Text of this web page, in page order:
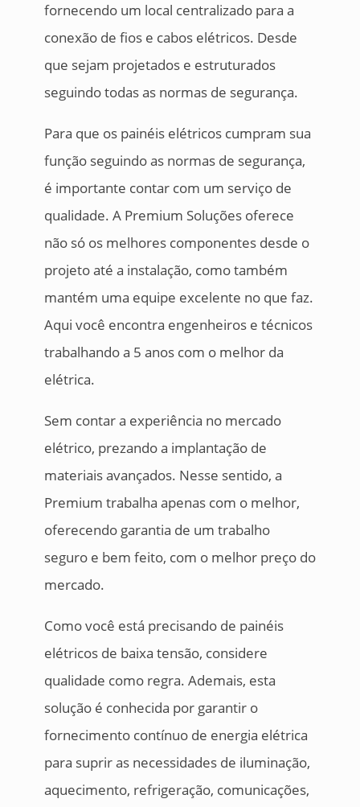
fornecendo um local centralizado para a
conexão de fios e cabos elétricos. Desde
que sejam projetados e estruturados
seguindo todas as normas de segurança.
Para que os painéis elétricos cumpram sua
função seguindo as normas de segurança,
é importante contar com um serviço de
qualidade. A Premium Soluções oferece
não só os melhores componentes desde o
projeto até a instalação, como também
mantém uma equipe excelente no que faz.
Aqui você encontra engenheiros e técnicos
trabalhando a 5 anos com o melhor da
elétrica.
Sem contar a experiência no mercado
elétrico, prezando a implantação de
materiais avançados. Nesse sentido, a
Premium trabalha apenas com o melhor,
oferecendo garantia de um trabalho
seguro e bem feito, com o melhor preço do
mercado.
Como você está precisando de painéis
elétricos de baixa tensão, considere
qualidade como regra. Ademais, esta
solução é conhecida por garantir o
fornecimento contínuo de energia elétrica
para suprir as necessidades de iluminação,
aquecimento, refrigeração, comunicações,